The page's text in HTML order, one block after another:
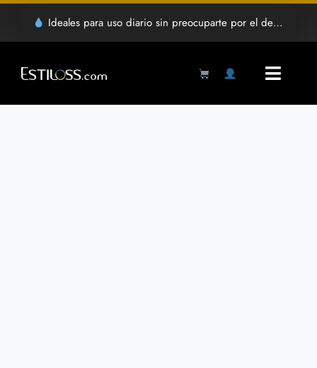
Saltar
contenido
Ideales para uso diario sin preocuparte por el desgaste